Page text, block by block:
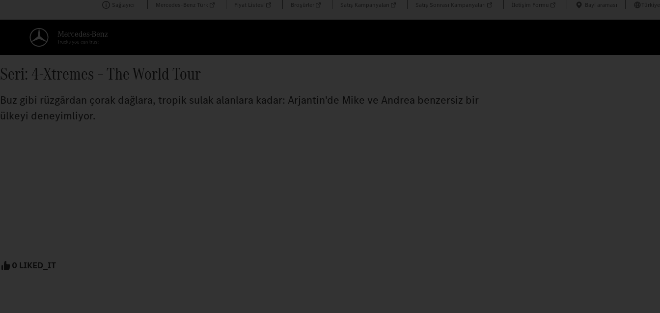
Sağlayıcı Mercedes-Benz Türk Fiyat Listesi Broşürler Satış Kampanyaları Satış Sonrası Kampanyaları İletişim Formu Bayi araması Türkiye
Seri: 4-Xtremes – The World Tour
Buz gibi rüzgârdan çorak dağlara, tropik sulak alanlara kadar: Arjantin'de Mike ve Andrea benzersiz bir
ülkeyi deneyimliyor.
0 LIKED_IT